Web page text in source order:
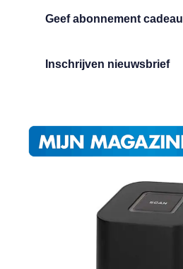
Geef abonnement cadeau
Inschrijven nieuwsbrief